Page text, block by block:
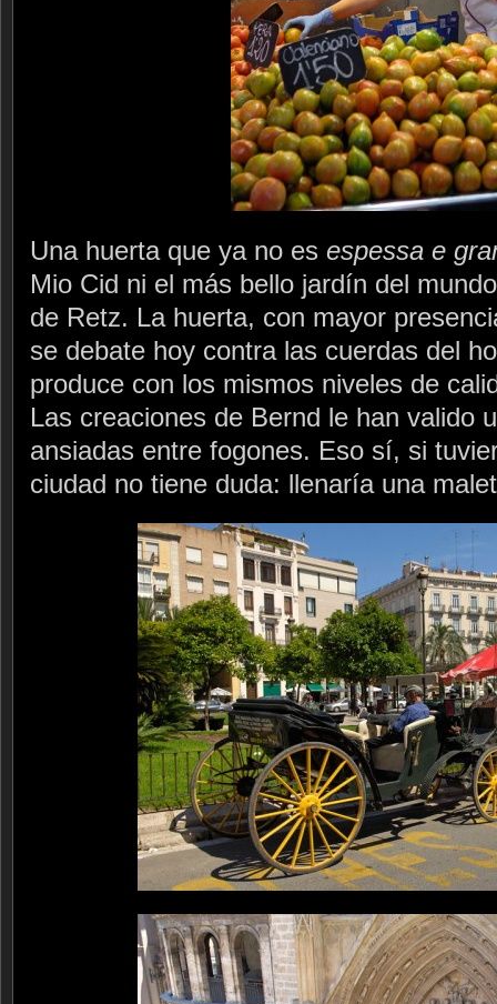
Una huerta que ya no es espessa e
Mio Cid ni el más bello jardín del
de Retz. La huerta, con mayor
se debate hoy contra las cuerdas del
produce con los mismos niveles de
Las creaciones de Bernd le han valido
ansiadas entre fogones. Eso sí, si
ciudad no tiene duda: llenaría una